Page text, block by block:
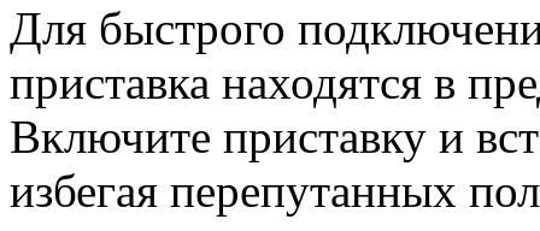
Для быстрого
приставка находятся в
Включите приставку и
избегая перепутанных